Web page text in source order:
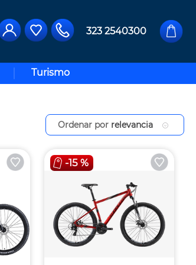
323 2540300
Turismo
Ordenar por relevancia
-15 %